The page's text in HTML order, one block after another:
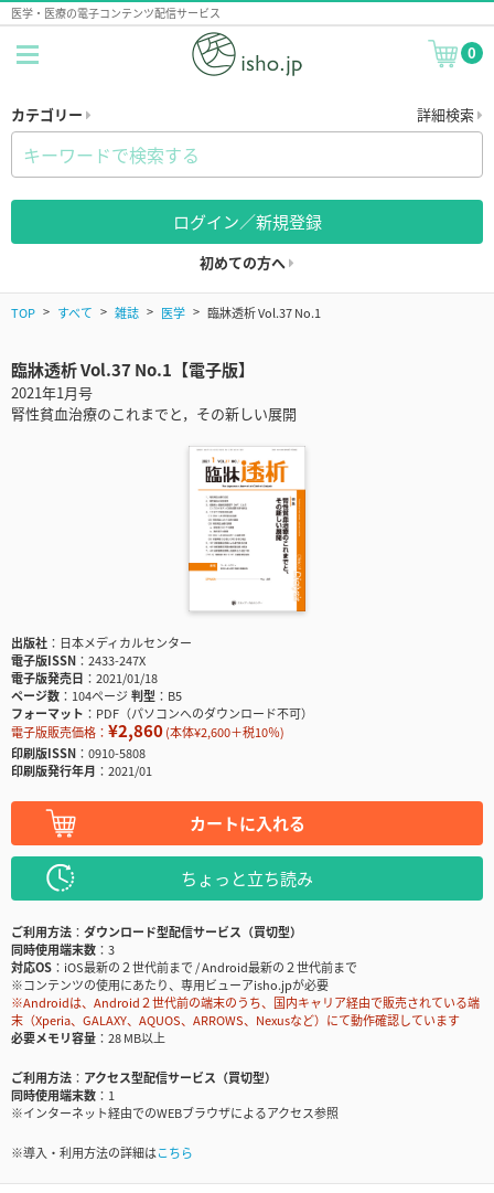
医学・医療の電子コンテンツ配信サービス
0
カテゴリー 詳細検索
ログイン／新規登録
初めての方へ
TOP すべて 雑誌 医学 臨牀透析 Vol.37 No.1
臨牀透析 Vol.37 No.1【電子版】
2021年1月号
腎性貧血治療のこれまでと，その新しい展開
出版社
日本メディカルセンター
電子版ISSN
2433-247X
電子版発売日
2021/01/18
ページ数
104ページ判型
B5
フォーマット
PDF（パソコンへのダウンロード不可）
電子版販売価格： ¥2,860(本体¥2,600＋税10％)
印刷版ISSN
0910-5808
印刷版発行年月
2021/01
カートに入れる
ちょっと立ち読み
ご利用方法
ダウンロード型配信サービス（買切型）
同時使用端末数
3
対応OS
iOS最新の２世代前まで / Android最新の２世代前まで
※コンテンツの使用にあたり、専用ビューアisho.jpが必要
※Androidは、Android２世代前の端末のうち、国内キャリア経由で販売されている端
末（Xperia、GALAXY、AQUOS、ARROWS、Nexusなど）にて動作確認しています
必要メモリ容量
28 MB以上
ご利用方法
アクセス型配信サービス（買切型）
同時使用端末数
1
※インターネット経由でのWEBブラウザによるアクセス参照
※導入・利用方法の詳細はこちら